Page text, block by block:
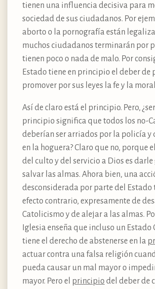
tienen una influencia decisiva para
sociedad de sus ciudadanos. Por
aborto o la pornografía están
muchos ciudadanos terminarán por
tienen poco o nada de malo. Por
Estado tiene en principio el deber de
promover por sus leyes la fe y la
Así de claro está el principio. Pero,
principio significa que todos los no-
deberían ser arriados por la policía y
en la hoguera? Claro que no, porque
del culto y del servicio a Dios es
salvar las almas. Ahora bien, una
desconsiderada por parte del Estado
efecto contrario, expresamente de
Catolicismo y de alejar a las almas.
Iglesia enseña que incluso un Estado
tiene el derecho de abstenerse en la
actuar contra una falsa religión
pueda causar un mal mayor o
mayor. Pero el principio del deber de